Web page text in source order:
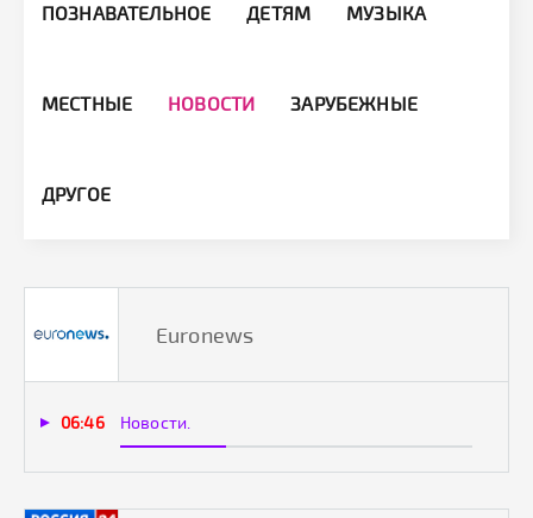
ПОЗНАВАТЕЛЬНОЕ ДЕТЯМ МУЗЫКА
МЕСТНЫЕ НОВОСТИ ЗАРУБЕЖНЫЕ
ДРУГОЕ
Euronews
06:46 Новости.